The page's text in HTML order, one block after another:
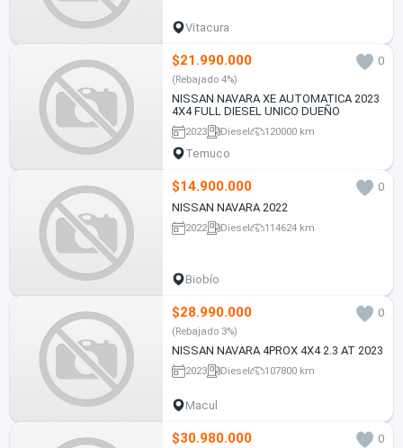
Vitacura
$21.990.000 0
(Rebajado 4%)
NISSAN NAVARA XE AUTOMATICA 2023
4X4 FULL DIESEL UNICO DUEÑO
2023 Diesel 120000 km
Temuco
$14.900.000
0
NISSAN NAVARA 2022
2022 Diesel 114624 km
Biobío
$28.990.000 0
(Rebajado 3%)
NISSAN NAVARA 4PROX 4X4 2.3 AT 2023
2023 Diesel 107800 km
Macul
$30.980.000
0